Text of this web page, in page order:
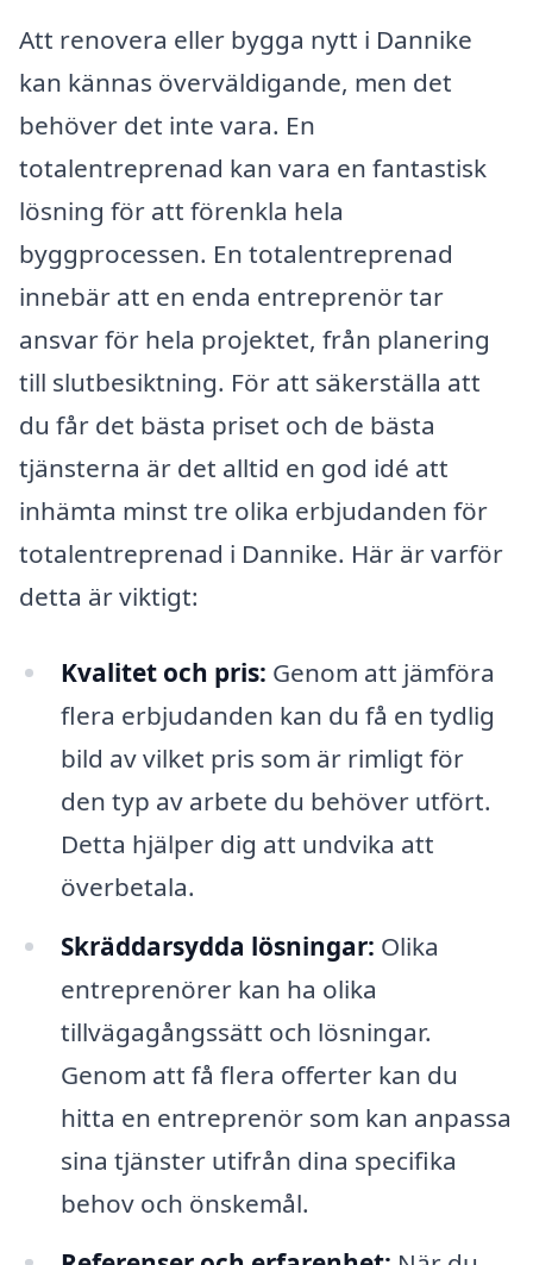
Att renovera eller bygga nytt i Dannike
kan kännas överväldigande, men det
behöver det inte vara. En
totalentreprenad kan vara en fantastisk
lösning för att förenkla hela
byggprocessen. En totalentreprenad
innebär att en enda entreprenör tar
ansvar för hela projektet, från planering
till slutbesiktning. För att säkerställa att
du får det bästa priset och de bästa
tjänsterna är det alltid en god idé att
inhämta minst tre olika erbjudanden för
totalentreprenad i Dannike. Här är varför
detta är viktigt:
Kvalitet och pris: Genom att jämföra
flera erbjudanden kan du få en tydlig
bild av vilket pris som är rimligt för
den typ av arbete du behöver utfört.
Detta hjälper dig att undvika att
överbetala.
Skräddarsydda lösningar: Olika
entreprenörer kan ha olika
tillvägagångssätt och lösningar.
Genom att få flera offerter kan du
hitta en entreprenör som kan anpassa
sina tjänster utifrån dina specifika
behov och önskemål.